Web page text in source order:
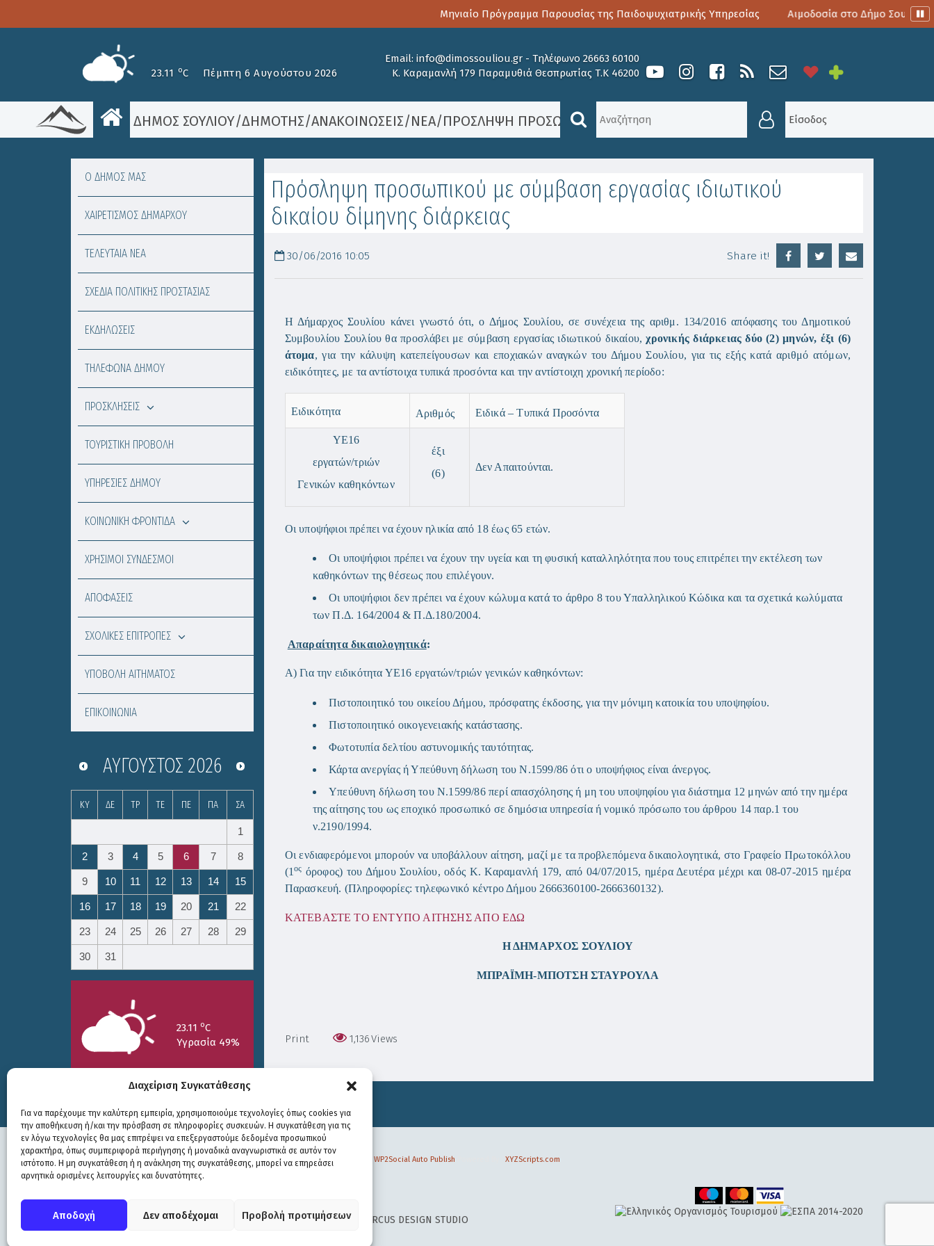
Διαχείριση Συγκατάθεσης
Για να παρέχουμε την καλύτερη εμπειρία, χρησιμοποιούμε τεχνολογίες όπως cookies για
την αποθήκευση ή/και την πρόσβαση σε πληροφορίες συσκευών. Η συγκατάθεση για τις
εν λόγω τεχνολογίες θα μας επιτρέψει να επεξεργαστούμε δεδομένα προσωπικού
χαρακτήρα, όπως συμπεριφορά περιήγησης ή μοναδικά αναγνωριστικά σε αυτόν τον
ιστότοπο. Η μη συγκατάθεση ή η ανάκληση της συγκατάθεσης, μπορεί να επηρεάσει
αρνητικά ορισμένες λειτουργίες και δυνατότητες.
Αποδοχή Δεν αποδέχομαι Προβολή προτιμήσεων
Μηνιαίο Πρόγραμμα Παρουσίας της Παιδοψυχιατρικής Υπηρεσίας Αιμοδοσία στο Δήμο Σουλίου
23.11 oC Πέμπτη 6 Αυγούστου 2026
Email: info@dimossouliou.gr - Τηλέφωνο 26663 60100
Κ. Καραμανλή 179 Παραμυθιά Θεσπρωτίας Τ.Κ 46200
ΔΗΜΟΣ ΣΟΥΛΙΟΥ/ΔΗΜΟΤΗΣ/ΑΝΑΚΟΙΝΏΣΕΙΣ/ΝΈΑ/ΠΡΌΣΛΗΨΗ ΠΡΟΣΩΠΙΚΟΎ ΜΕ ΣΎΜΒΑΣΗ ΕΡΓΑΣΊΑΣ ΙΔΙΩΤΙΚΟΎ ΔΙΚΑΊΟΥ ΔΊΜΗΝΗΣ
Είσοδος
Πρόσληψη προσωπικού με σύμβαση εργασίας ιδιωτικού
δικαίου δίμηνης διάρκειας
30/06/2016 10:05 Share it!
Η Δήμαρχος Σουλίου κάνει γνωστό ότι, ο Δήμος Σουλίου, σε συνέχεια της αριθμ. 134/2016 απόφασης του Δημοτικού
Συμβουλίου Σουλίου θα προσλάβει με σύμβαση εργασίας ιδιωτικού δικαίου,χρονικής διάρκειας δύο (2) μηνών, έξι (6)
άτομα, για την κάλυψη κατεπείγουσων και εποχιακών αναγκών του Δήμου Σουλίου, για τις εξής κατά αριθμό ατόμων,
ειδικότητες, με τα αντίστοιχα τυπικά προσόντα και την αντίστοιχη χρονική περίοδο:
Ειδικότητα Αριθμός Ειδικά – Τυπικά Προσόντα
ΥΕ16
εργατών/τριών
Γενικών καθηκόντων
έξι
(6)
Δεν Απαιτούνται.
Οι υποψήφιοι πρέπει να έχουν ηλικία από 18 έως 65 ετών.
Οι υποψήφιοι πρέπει να έχουν την υγεία και τη φυσική καταλληλότητα που τους επιτρέπει την εκτέλεση των
καθηκόντων της θέσεως που επιλέγουν.
Οι υποψήφιοι δεν πρέπει να έχουν κώλυμα κατά το άρθρο 8 του Υπαλληλικού Κώδικα και τα σχετικά κωλύματα
των Π.Δ. 164/2004 & Π.Δ.180/2004.
Απαραίτητα δικαιολογητικά:
Α) Για την ειδικότητα ΥΕ16 εργατών/τριών γενικών καθηκόντων:
Πιστοποιητικό του οικείου Δήμου, πρόσφατης έκδοσης, για την μόνιμη κατοικία τουυποψηφίου.
Πιστοποιητικό οικογενειακής κατάστασης.
Φωτοτυπία δελτίου αστυνομικής ταυτότητας.
Κάρτα ανεργίας ή Υπεύθυνη δήλωση του Ν.1599/86 ότι ο υποψήφιος είναι άνεργος.
Υπεύθυνη δήλωση του Ν.1599/86 περί απασχόλησης ή μη του υποψηφίου για διάστημα 12 μηνών από την ημέρα
της αίτησης του ως εποχικό προσωπικό σε δημόσια υπηρεσία ή νομικό πρόσωπο του άρθρου 14 παρ.1 του
ν.2190/1994.
Οι ενδιαφερόμενοι μπορούν να υποβάλλουν αίτηση, μαζί με τα προβλεπόμενα δικαιολογητικά, στο Γραφείο Πρωτοκόλλου
(1 ος όροφος) του Δήμου Σουλίου, οδός Κ. Καραμανλή 179, από 04/07/2015, ημέρα Δευτέρα μέχρι και 08-07-2015 ημέρα
Παρασκευή. (Πληροφορίες: τηλεφωνικό κέντρο Δήμου 2666360100-2666360132).
ΚΑΤΕΒΑΣΤΕ ΤΟ ΕΝΤΥΠΟ ΑΙΤΗΣΗΣ ΑΠΟ ΕΔΩ
Η ΔΗΜΑΡΧΟΣ ΣΟΥΛΙΟΥ
ΜΠΡΑΪΜΗ-ΜΠΟΤΣΗ ΣΤΑΥΡΟΥΛΑ
Print 1,136Views
Ο ΔΗΜΟΣ ΜΑΣ
ΧΑΙΡΕΤΙΣΜΟΣ ΔΗΜΑΡΧΟΥ
ΤΕΛΕΥΤΑΙΑ ΝΕΑ
ΣΧΕΔΙΑ ΠΟΛΙΤΙΚΗΣ ΠΡΟΣΤΑΣΙΑΣ
ΕΚΔΗΛΩΣΕΙΣ
ΤΗΛΕΦΩΝΑ ΔΗΜΟΥ
ΠΡΟΣΚΛΗΣΕΙΣ
ΤΟΥΡΙΣΤΙΚΗ ΠΡΟΒΟΛΗ
ΥΠΗΡΕΣΙΕΣ ΔΗΜΟΥ
ΚΟΙΝΩΝΙΚΗ ΦΡΟΝΤΙΔΑ
ΧΡΗΣΙΜΟΙ ΣΥΝΔΕΣΜΟΙ
ΑΠΟΦΑΣΕΙΣ
ΣΧΟΛΙΚΕΣ ΕΠΙΤΡΟΠΕΣ
ΥΠΟΒΟΛΗ ΑΙΤΗΜΑΤΟΣ
ΕΠΙΚΟΙΝΩΝΙΑ
ΑΎΓΟΥΣΤΟΣ 2026
ΚΥ ΔΕ ΤΡ ΤΕ ΠΕ ΠΑ ΣΑ
1
2 3 4 5 6 7 8
9 10 11 12 13 14 15
16 17 18 19 20 21 22
23 24 25 26 27 28 29
30 31
23.11 oC
Υγρασία 49%
25/7
15.73oC
26/7
17.99oC
27/7
20.94oC
© COPYRIGHT ΔΗΜΟΣ ΣΟΥΛΙΟΥ 2026
WEB DEVELOPMENT BYΕΓΚΡΙΤΟΣ GROUP| GRAPHICS DESIGN BY CIRCUS DESIGN STUDIO
WP2Social Auto Publish XYZScripts.com